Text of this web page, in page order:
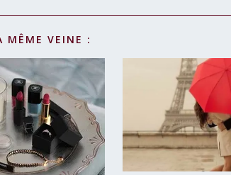
MÊME VEINE :